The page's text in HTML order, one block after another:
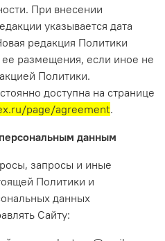
При внесении
указывается дата
редакция Политики
ее размещения, если иное не
Политики.
доступна на странице
page/agreement.
данным
запросы и иные
Политики и
данных
Сайту: